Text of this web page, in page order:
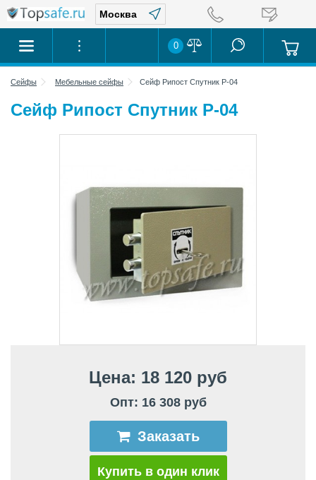
0
Сейфы Мебельные сейфы Сейф Рипост Спутник Р-04
Сейф Рипост Спутник Р-04
Цена: 18 120 руб
Опт: 16 308 руб
Заказать
Купить в один клик